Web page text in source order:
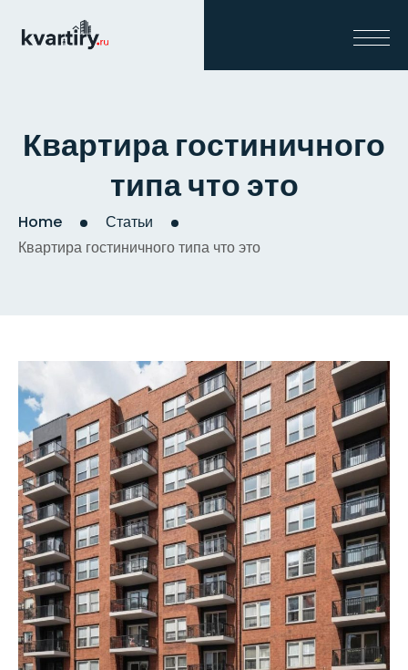
Квартира гостиничного
типа что это
Home
Статьи
Квартира гостиничного типа что это